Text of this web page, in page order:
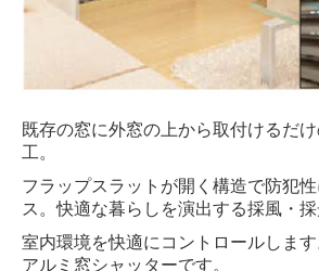
既存の窓に外窓の上から取付けるだ
工。
フラップスラットが開く構造で防犯
ス。快適な暮らしを演出する採風・採
室内環境を快適にコントロールしま
アルミ窓シャッターです。